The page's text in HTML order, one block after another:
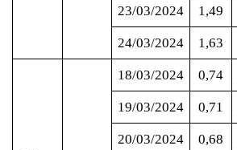
23/03/2024 1,49
24/03/2024 1,63
18/03/2024 0,74
19/03/2024 0,71
20/03/2024 0,68